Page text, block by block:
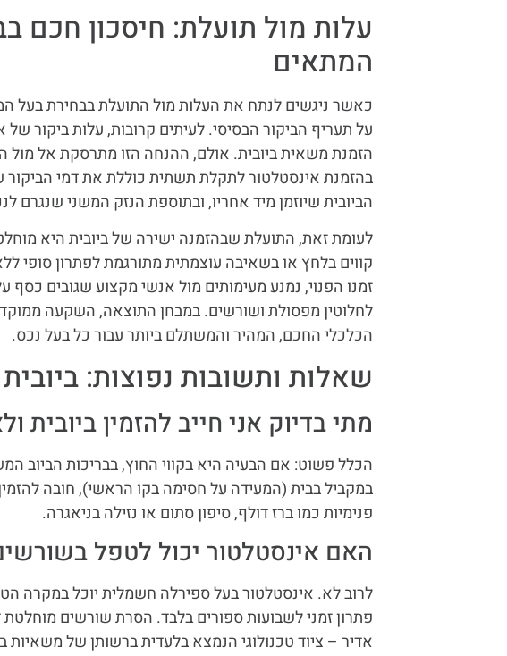
עלות מול תועלת: חיסכון חכם
המתאים
כאשר ניגשים לנתח את העלות מול התועלת בבחירת בעל
על תעריף הביקור הבסיסי. לעיתים קרובות, עלות ביקור של
הזמנת משאית ביובית. אולם, ההנחה הזו מתרסקת אל
בהזמנת אינסטלטור לתקלת תשתית כוללת את דמי
הביובית שיוזמן מיד אחריו, ובתוספת הנזק המשני שנגרם
לעומת זאת, התועלת שבהזמנה ישירה של ביובית היא
קווים בלחץ או בשאיבה עוצמתית מתורגמת לפתרון סופי
זמנו הפנוי, נמנע מעימותים מול אנשי מקצוע שגובים
לחלוטין מפסולת ושורשים. במבחן התוצאה, השקעה
הכלכלי החכם, המהיר והמשתלם ביותר עבור כל בעל נכס.
שאלות ותשובות נפוצות:
מתי בדיוק אני חייב להזמין ביובית
הכלל פשוט: אם הבעיה היא בקווי החוץ, בבריכות הביוב
במקביל בבית (המעידה על חסימה בקו הראשי), חובה
פנימיות כמו ברז דולף, סיפון סתום או נזילה בניאגרה.
האם אינסטלטור יכול לטפל
לרוב לא. אינסטלטור בעל ספירלה חשמלית יוכל במקרה
פתרון זמני לשבועות ספורים בלבד. הסרת שורשים
אדיר – ציוד טכנולוגי הנמצא בלעדית ברשותן של משאיות